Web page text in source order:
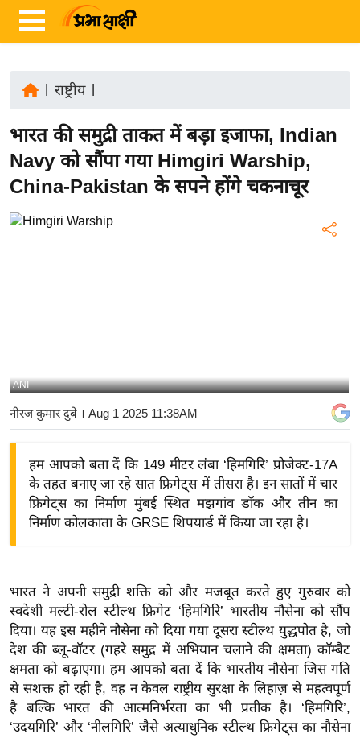
ज़ा
ख
ब
र
रा
य
ज़
द्यो
त
वि
शे
ष
ज्ञ
रा
य
राष्ट्रीय|
भारत की समुद्री ताकत में बड़ा इजाफा, Indian
Navy को सौंपा गया Himgiri Warship,
China-Pakistan के सपने होंगे चकनाचूर
ANI
नीरज कुमार दुबे । Aug 1 2025 11:38AM
हम आपको बता दें कि 149 मीटर लंबा ‘हिमगिरि’ प्रोजेक्ट-17A
के तहत बनाए जा रहे सात फ्रिगेट्स में तीसरा है। इन सातों में चार
फ्रिगेट्स का निर्माण मुंबई स्थित मझगांव डॉक और तीन का
निर्माण कोलकाता के GRSE शिपयार्ड में किया जा रहा है।
भारत ने अपनी समुद्री शक्ति को और मजबूत करते हुए गुरुवार को
स्वदेशी मल्टी-रोल स्टील्थ फ्रिगेट ‘हिमगिरि’ भारतीय नौसेना को सौंप
दिया। यह इस महीने नौसेना को दिया गया दूसरा स्टील्थ युद्धपोत है, जो
देश की ब्लू-वॉटर (गहरे समुद्र में अभियान चलाने की क्षमता) कॉम्बैट
क्षमता को बढ़ाएगा। हम आपको बता दें कि भारतीय नौसेना जिस गति
से सशक्त हो रही है, वह न केवल राष्ट्रीय सुरक्षा के लिहाज़ से महत्वपूर्ण
है बल्कि भारत की आत्मनिर्भरता का भी प्रतीक है। ‘हिमगिरि’,
‘उदयगिरि’ और ‘नीलगिरि’ जैसे अत्याधुनिक स्टील्थ फ्रिगेट्स का नौसेना